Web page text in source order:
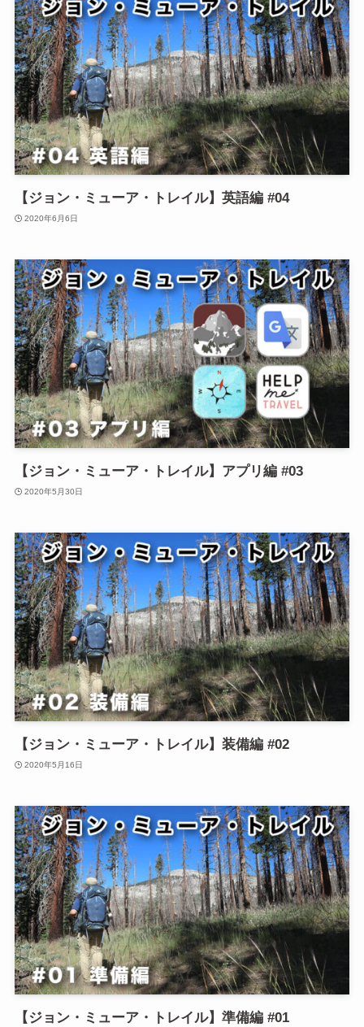
【ジョン・ミューア・トレイル】英語編 #04
2020年6月6日
【ジョン・ミューア・トレイル】アプリ編 #03
2020年5月30日
【ジョン・ミューア・トレイル】装備編 #02
2020年5月16日
【ジョン・ミューア・トレイル】準備編 #01